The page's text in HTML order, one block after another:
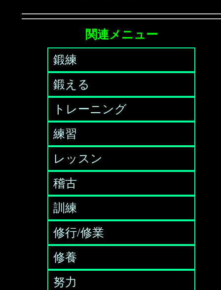
関連メニュー
鍛練
鍛える
トレーニング
練習
レッスン
稽古
訓練
修行/修業
修養
努力